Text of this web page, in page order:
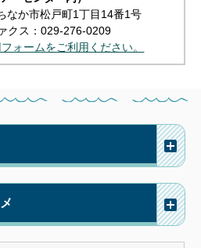
なか市松戸町1丁目14番1号
クス：029-276-0209
ォームをご利用ください。